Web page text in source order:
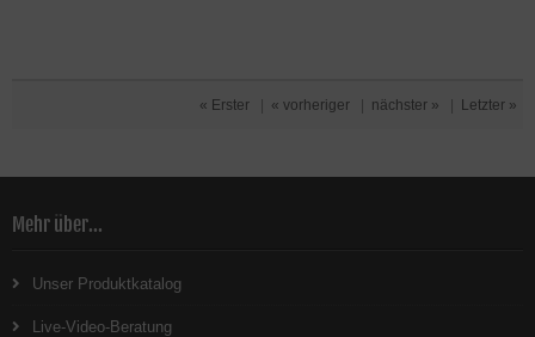
« Erster « vorheriger nächster » Letzter »
Mehr über...
Unser Produktkatalog
Live-Video-Beratung